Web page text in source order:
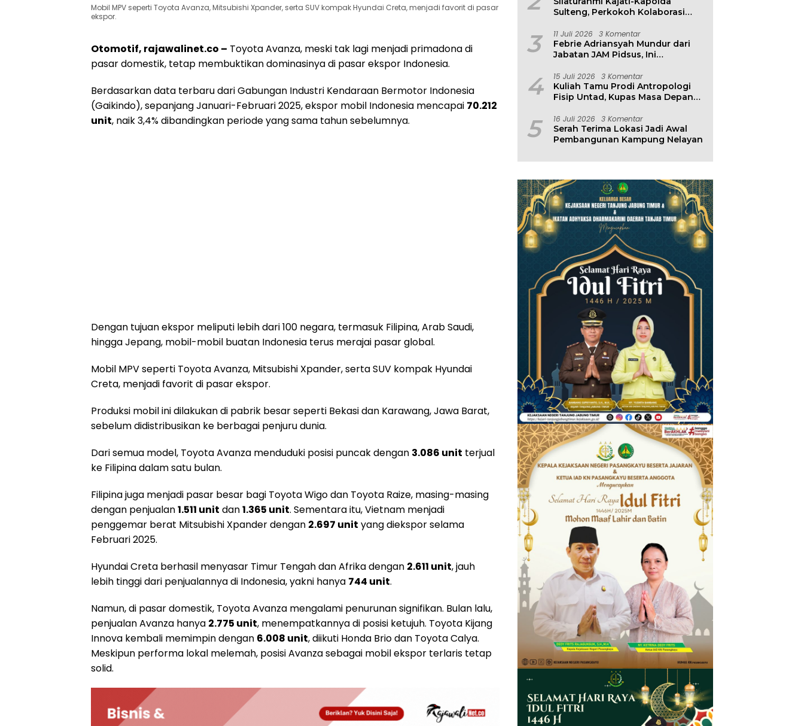
Mobil MPV seperti Toyota Avanza, Mitsubishi Xpander, serta SUV kompak Hyundai Creta, menjadi favorit di pasar
ekspor.
Otomotif, rajawalinet.co – Toyota Avanza, meski tak lagi menjadi primadona di
pasar domestik, tetap membuktikan dominasinya di pasar ekspor Indonesia.
Berdasarkan data terbaru dari Gabungan Industri Kendaraan Bermotor Indonesia
(Gaikindo), sepanjang Januari-Februari 2025, ekspor mobil Indonesia mencapai 70.212
unit, naik 3,4% dibandingkan periode yang sama tahun sebelumnya.
Dengan tujuan ekspor meliputi lebih dari 100 negara, termasuk Filipina, Arab Saudi,
hingga Jepang, mobil-mobil buatan Indonesia terus merajai pasar global.
Mobil MPV seperti Toyota Avanza, Mitsubishi Xpander, serta SUV kompak Hyundai
Creta, menjadi favorit di pasar ekspor.
Produksi mobil ini dilakukan di pabrik besar seperti Bekasi dan Karawang, Jawa Barat,
sebelum didistribusikan ke berbagai penjuru dunia.
Dari semua model, Toyota Avanza menduduki posisi puncak dengan 3.086 unit terjual
ke Filipina dalam satu bulan.
Filipina juga menjadi pasar besar bagi Toyota Wigo dan Toyota Raize, masing-masing
dengan penjualan1.511 unit dan1.365 unit. Sementara itu, Vietnam menjadi
penggemar berat Mitsubishi Xpander dengan 2.697 unit yang diekspor selama
Februari 2025.
Hyundai Creta berhasil menyasar Timur Tengah dan Afrika dengan 2.611 unit, jauh
lebih tinggi dari penjualannya di Indonesia, yakni hanya 744 unit.
Namun, di pasar domestik, Toyota Avanza mengalami penurunan signifikan. Bulan lalu,
penjualan Avanza hanya 2.775 unit, menempatkannya di posisi ketujuh. Toyota Kijang
Innova kembali memimpin dengan 6.008 unit, diikuti Honda Brio dan Toyota Calya.
Meskipun performa lokal melemah, posisi Avanza sebagai mobil ekspor terlaris tetap
solid.
Sulteng, Perkokoh Kolaborasi
3 11 Juli 2026 3 Komentar
Febrie Adriansyah Mundur dari
Jabatan JAM Pidsus, Ini
4 15 Juli 2026 3 Komentar
Kuliah Tamu Prodi Antropologi
Fisip Untad, Kupas Masa Depan
Lingkungan
5 16 Juli 2026 3 Komentar
Serah Terima Lokasi Jadi Awal
Pembangunan Kampung Nelayan